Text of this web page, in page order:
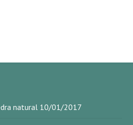
natural 10/01/2017